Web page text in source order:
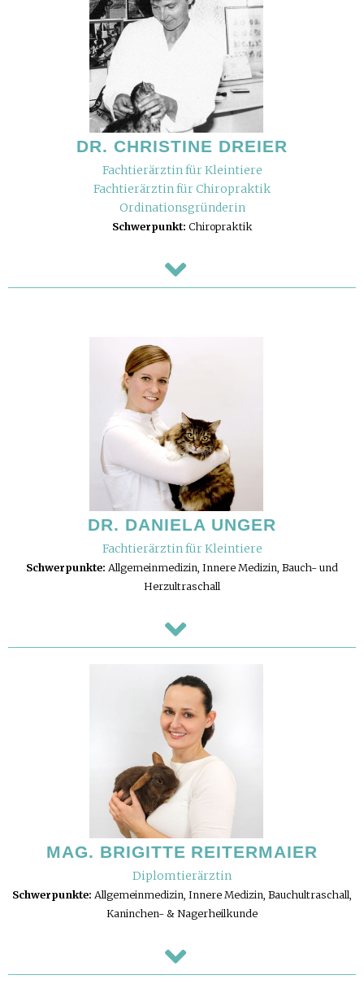
DR. CHRISTINE DREIER
Fachtierärztin für Kleintiere
Fachtierärztin für Chiropraktik
Ordinationsgründerin
Schwerpunkt: Chiropraktik
DR. DANIELA UNGER
Fachtierärztin für Kleintiere
Schwerpunkte: Allgemeinmedizin, Innere Medizin, Bauch- und
Herzultraschall
MAG. BRIGITTE REITERMAIER
Diplomtierärztin
Schwerpunkte: Allgemeinmedizin, Innere Medizin, Bauchultraschall,
Kaninchen- & Nagerheilkunde